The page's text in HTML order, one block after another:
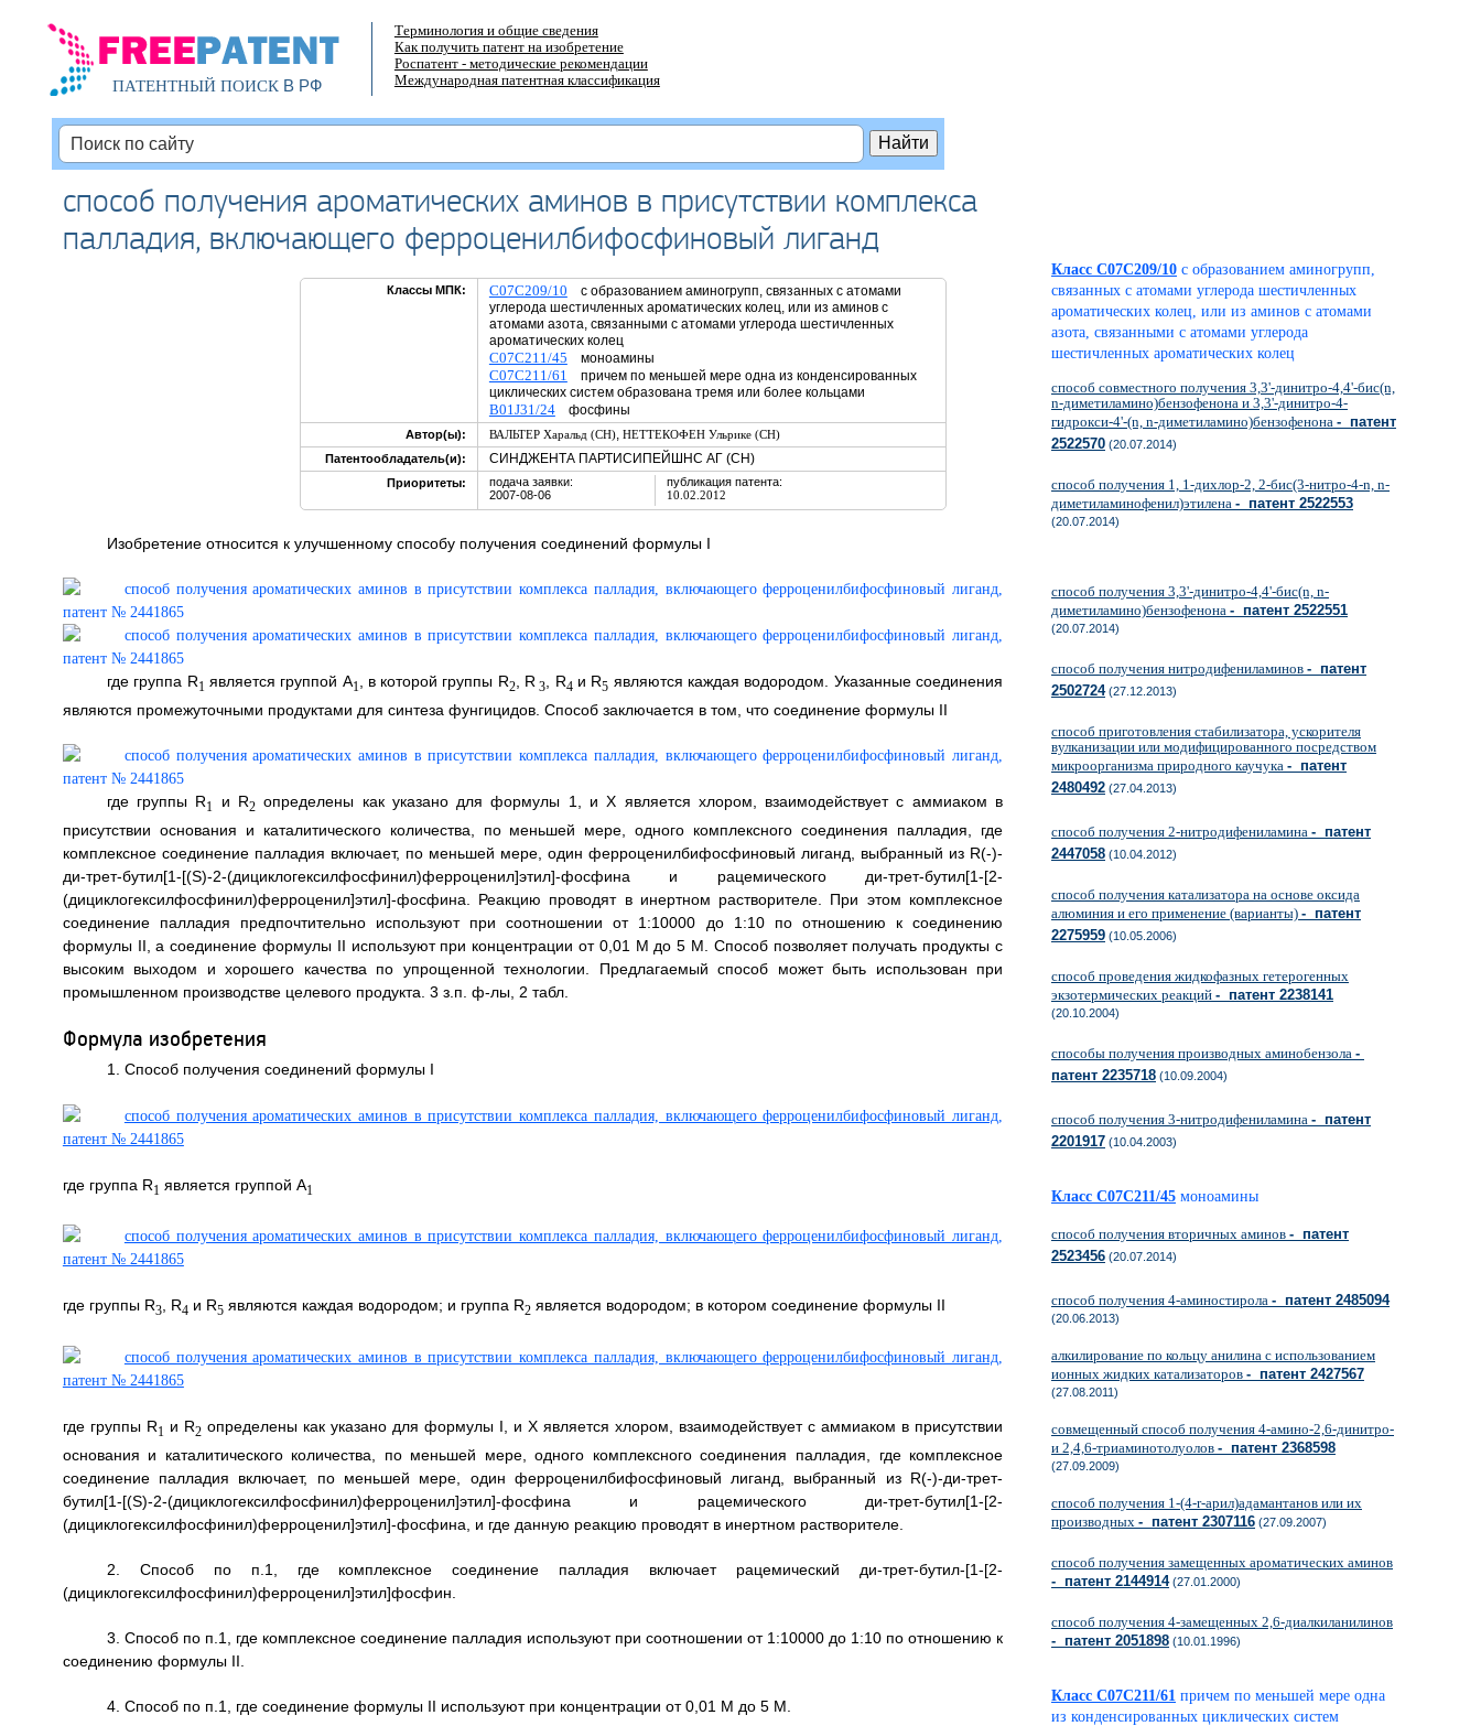
ПАТЕНТНЫЙ ПОИСКВ РФ
Терминология и общие сведения
Как получить патент на изобретение
Роспатент - методические рекомендации
Международная патентная классификация
способ получения ароматических аминов в присутствии комплекса
палладия, включающего ферроценилбифосфиновый лиганд
Классы МПК: C07C209/10 с образованием аминогрупп, связанных с атомами
углерода шестичленных ароматических колец, или из аминов с
атомами азота, связанными с атомами углерода шестичленных
ароматических колец
C07C211/45 моноамины
C07C211/61 причем по меньшей мере одна из конденсированных
циклических систем образована тремя или более кольцами
B01J31/24фосфины
Автор(ы): ВАЛЬТЕР Харальд (CH), НЕТТЕКОФЕН Ульрике (CH)
Патентообладатель(и):
СИНДЖЕНТА ПАРТИСИПЕЙШНС АГ (CH)
Приоритеты:
подача заявки:
2007-08-06
публикация патента:
10.02.2012
Изобретение относится к улучшенному способу получения соединений формулы I
где группа R1 является группой A1 , в которой группы R2, R 3 , R4 и R5 являются каждая водородом. Указанные соединения
являются промежуточными продуктами для синтеза фунгицидов. Способ заключается в том, что соединение формулы II
где группы R1 и R2 определены как указано для формулы 1, и X является хлором, взаимодействует с аммиаком в
присутствии основания и каталитического количества, по меньшей мере, одного комплексного соединения палладия, где
комплексное соединение палладия включает, по меньшей мере, один ферроценилбифосфиновый лиганд, выбранный из R(-)-
ди-тpeт-бyтил[1-[(S)-2-(дициклогексилфосфинил)ферроценил]этил]-фосфина и рацемического ди-трет-бутил[1-[2-
(дициклогексилфосфинил)ферроценил]этил]-фосфина. Реакцию проводят в инертном растворителе. При этом комплексное
соединение палладия предпочтительно используют при соотношении от 1:10000 до 1:10 по отношению к соединению
формулы II, а соединение формулы II используют при концентрации от 0,01 М до 5 М. Способ позволяет получать продукты с
высоким выходом и хорошего качества по упрощенной технологии. Предлагаемый способ может быть использован при
промышленном производстве целевого продукта. 3 з.п. ф-лы, 2 табл.
Формула изобретения
1. Способ получения соединений формулы I
где группа R1 является группой А1
где группы R3, R4 и R5являются каждая водородом; и группа R2является водородом; в котором соединение формулы II
где группы R1 и R2определены как указано для формулы I, и X является хлором, взаимодействует с аммиаком в присутствии
основания и каталитического количества, по меньшей мере, одного комплексного соединения палладия, где комплексное
соединение палладия включает, по меньшей мере, один ферроценилбифосфиновый лиганд, выбранный из R(-)-ди-трет-
бутил[1-[(S)-2-(дициклогексилфосфинил)ферроценил]этил]-фосфина и рацемического ди-трет-бутил[1-[2-
(дициклогексилфосфинил)ферроценил]этил]-фосфина, и где данную реакцию проводят в инертном растворителе.
2. Способ по п.1, где комплексное соединение палладия включает рацемический ди-трет-бутил-[1-[2-
(дициклогексилфосфинил)ферроценил]этил]фосфин.
3. Способ по п.1, где комплексное соединение палладия используют при соотношении от 1:10000 до 1:10 по отношению к
соединению формулы II.
4. Способ по п.1, где соединение формулы II используют при концентрации от 0,01 М до 5 М.
Класс C07C209/10 с образованием аминогрупп,
связанных с атомами углерода шестичленных
ароматических колец, или из аминов с атомами
азота, связанными с атомами углерода
шестичленных ароматических колец
способ совместного получения 3,3'-динитро-4,4'-бис(n,
n-диметиламино)бензофенона и 3,3'-динитро-4-
гидрокси-4'-(n, n-диметиламино)бензофенона - патент
2522570 (20.07.2014)
способ получения 1, 1-дихлор-2, 2-бис(3-нитро-4-n, n-
диметиламинофенил)этилена - патент 2522553
(20.07.2014)
способ получения 3,3'-динитро-4,4'-бис(n, n-
диметиламино)бензофенона - патент 2522551
(20.07.2014)
способ получения нитродифениламинов - патент
2502724(27.12.2013)
способ приготовления стабилизатора, ускорителя
вулканизации или модифицированного посредством
микроорганизма природного каучука - патент
2480492 (27.04.2013)
способ получения 2-нитродифениламина - патент
2447058 (10.04.2012)
способ получения катализатора на основе оксида
алюминия и его применение (варианты) - патент
2275959 (10.05.2006)
способ проведения жидкофазных гетерогенных
экзотермических реакций - патент 2238141
(20.10.2004)
способы получения производных аминобензола -
патент 2235718 (10.09.2004)
способ получения 3-нитродифениламина - патент
2201917 (10.04.2003)
Класс C07C211/45 моноамины
способ получения вторичных аминов - патент
2523456 (20.07.2014)
способ получения 4-аминостирола - патент 2485094
(20.06.2013)
алкилирование по кольцу анилина с использованием
ионных жидких катализаторов - патент 2427567
(27.08.2011)
совмещенный способ получения 4-амино-2,6-динитро-
и 2,4,6-триаминотолуолов - патент 2368598
(27.09.2009)
способ получения 1-(4-r-арил)адамантанов или их
производных - патент 2307116 (27.09.2007)
способ получения замещенных ароматических аминов
- патент 2144914(27.01.2000)
способ получения 4-замещенных 2,6-диалкиланилинов
- патент 2051898 (10.01.1996)
Класс C07C211/61 причем по меньшей мере одна
из конденсированных циклических систем